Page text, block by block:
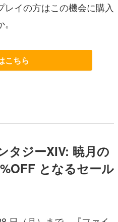
イの方はこの機会に購入
こちら
タジーXIV: 暁月の
となるセール